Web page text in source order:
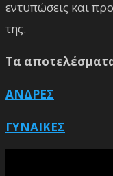
εντυπώσεις και
της.
Τα
ΑΝΔΡΕΣ
ΓΥΝΑΙΚΕΣ